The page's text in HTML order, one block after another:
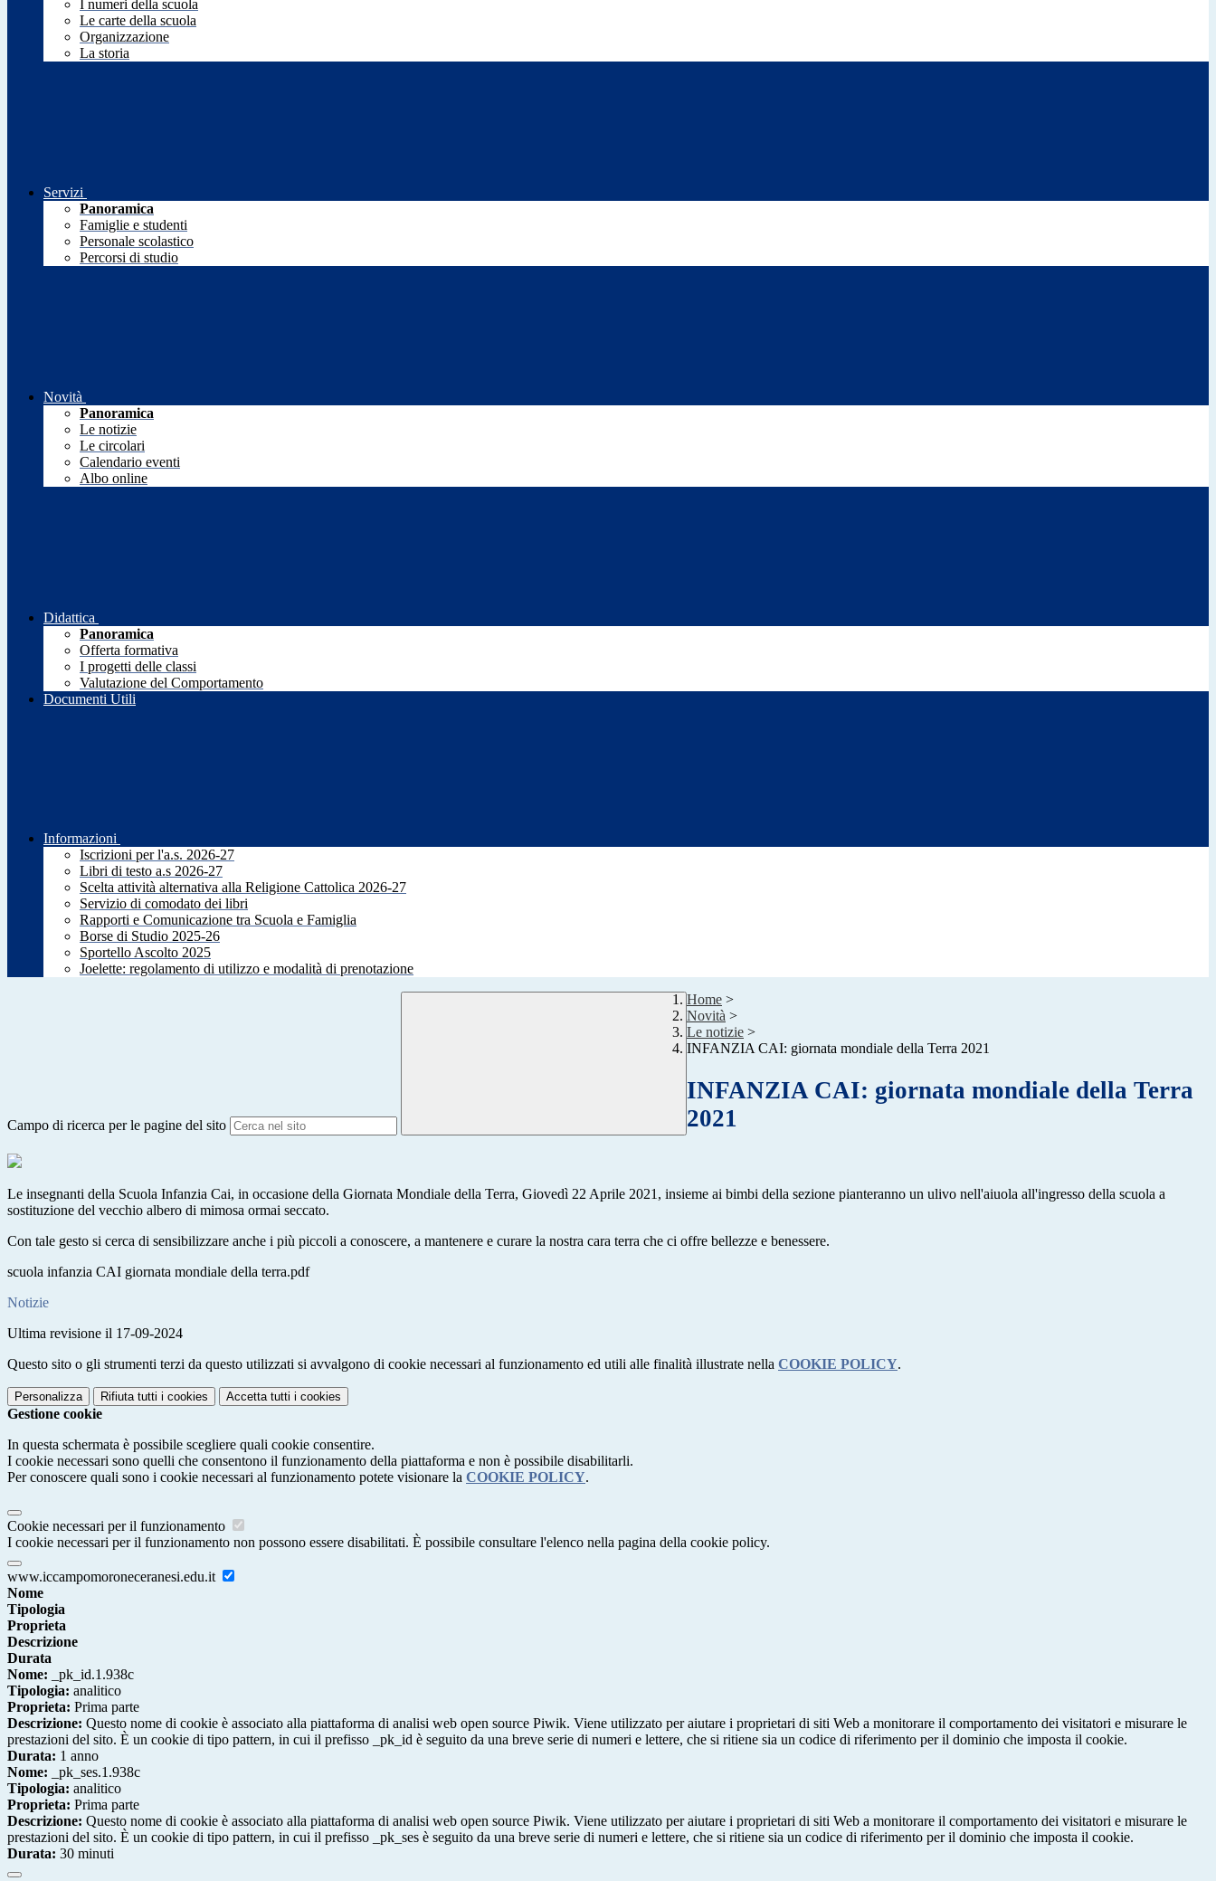
I numeri della scuola
Le carte della scuola
Organizzazione
La storia
Servizi
Panoramica
Famiglie e studenti
Personale scolastico
Percorsi di studio
Novità
Panoramica
Le notizie
Le circolari
Calendario eventi
Albo online
Didattica
Panoramica
Offerta formativa
I progetti delle classi
Valutazione del Comportamento
Documenti Utili
Informazioni
Iscrizioni per l'a.s. 2026-27
Libri di testo a.s 2026-27
Scelta attività alternativa alla Religione Cattolica 2026-27
Servizio di comodato dei libri
Rapporti e Comunicazione tra Scuola e Famiglia
Borse di Studio 2025-26
Sportello Ascolto 2025
Joelette: regolamento di utilizzo e modalità di prenotazione
Campo di ricerca per le pagine del sito
Home >
Novità >
Le notizie >
INFANZIA CAI: giornata mondiale della Terra 2021
INFANZIA CAI: giornata mondiale della Terra
2021
Le insegnanti della Scuola Infanzia Cai, in occasione della Giornata Mondiale della Terra, Giovedì 22 Aprile 2021, insieme ai bimbi della sezione pianteranno un ulivo nell'aiuola all'ingresso della scuola a
sostituzione del vecchio albero di mimosa ormai seccato.
Con tale gesto si cerca di sensibilizzare anche i più piccoli a conoscere, a mantenere e curare la nostra cara terra che ci offre bellezze e benessere.
scuola infanzia CAI giornata mondiale della terra.pdf
Notizie
Ultima revisione il 17-09-2024
Questo sito o gli strumenti terzi da questo utilizzati si avvalgono di cookie necessari al funzionamento ed utili alle finalità illustrate nella COOKIE POLICY.
Personalizza Rifiuta tutti i cookies Accetta tutti i cookies
Gestione cookie
In questa schermata è possibile scegliere quali cookie consentire.
I cookie necessari sono quelli che consentono il funzionamento della piattaforma e non è possibile disabilitarli.
Per conoscere quali sono i cookie necessari al funzionamento potete visionare la COOKIE POLICY.
Cookie necessari per il funzionamento
I cookie necessari per il funzionamento non possono essere disabilitati. È possibile consultare l'elenco nella pagina della cookie policy.
www.iccampomoroneceranesi.edu.it
Nome
Tipologia
Proprieta
Descrizione
Durata
Nome: _pk_id.1.938c
Tipologia: analitico
Proprieta: Prima parte
Descrizione: Questo nome di cookie è associato alla piattaforma di analisi web open source Piwik. Viene utilizzato per aiutare i proprietari di siti Web a monitorare il comportamento dei visitatori e misurare le
prestazioni del sito. È un cookie di tipo pattern, in cui il prefisso _pk_id è seguito da una breve serie di numeri e lettere, che si ritiene sia un codice di riferimento per il dominio che imposta il cookie.
Durata: 1 anno
Nome: _pk_ses.1.938c
Tipologia: analitico
Proprieta: Prima parte
Descrizione: Questo nome di cookie è associato alla piattaforma di analisi web open source Piwik. Viene utilizzato per aiutare i proprietari di siti Web a monitorare il comportamento dei visitatori e misurare le
prestazioni del sito. È un cookie di tipo pattern, in cui il prefisso _pk_ses è seguito da una breve serie di numeri e lettere, che si ritiene sia un codice di riferimento per il dominio che imposta il cookie.
Durata: 30 minuti